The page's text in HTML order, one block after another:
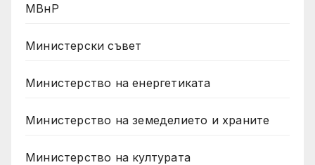
МВнР
Министерски съвет
Министерство на енергетиката
Министерство на земеделието и храните
Министерство на културата